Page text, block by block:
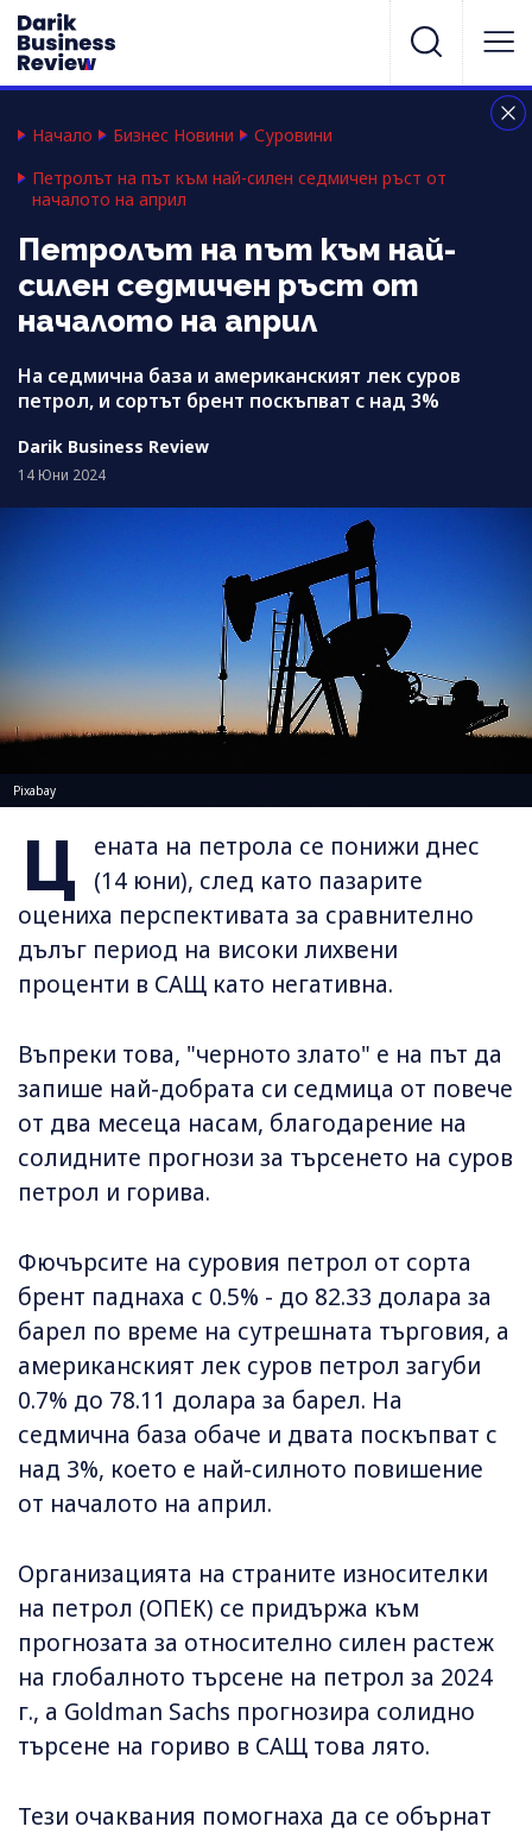
Начало Бизнес Новини
Суровини
Петролът на път към най-силен седмичен ръст от
началото на април
Петролът на път към най-
силен седмичен ръст от
началото на април
На седмична база и американският лек суров
петрол, и сортът брент поскъпват с над 3%
Darik Business Review
14 Юни 2024
Pixabay
Ц
ената на петрола се понижи днес
(14 юни), след като пазарите
оцениха перспективата за сравнително
дълъг период на високи лихвени
проценти в САЩ като негативна.
Въпреки това, "черното злато" е на път да
запише най-добрата си седмица от повече
от два месеца насам, благодарение на
солидните прогнози за търсенето на суров
петрол и горива.
Фючърсите на суровия петрол от сорта
брент паднаха с 0.5% - до 82.33 долара за
барел по време на сутрешната търговия, а
американският лек суров петрол загуби
0.7% до 78.11 долара за барел. На
седмична база обаче и двата поскъпват с
над 3%, което е най-силното повишение
от началото на април.
Организацията на страните износителки
на петрол (ОПЕК) се придържа към
прогнозата за относително силен растеж
на глобалното търсене на петрол за 2024
г., а Goldman Sachs прогнозира солидно
търсене на гориво в САЩ това лято.
Тези очаквания помогнаха да се обърнат